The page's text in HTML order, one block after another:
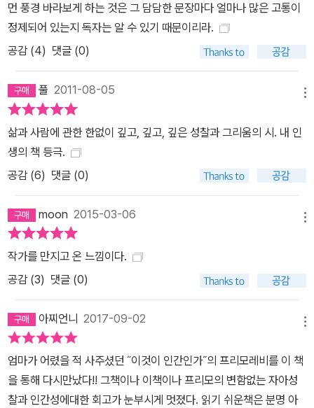
먼 풍경 바라보게 하는 것은 그 담담한 문장마다 얼마나 많은 고통이
정제되어 있는지 독자는 알 수 있기 때문이리라.
공감 (4) 댓글 (0)
풀 2011-08-05
삶과 사람에 관한 한없이 깊고, 깊고, 깊은 성찰과 그리움의 시. 내 인
생의 책 등극.
공감 (6) 댓글 (0)
moon 2015-03-06
작가를 만지고 온 느낌이다.
공감 (3) 댓글 (0)
아찌언니 2017-09-02
엄마가 어렸을 적 사주셨던 ˝이것이 인간인가˝의 프리모레비를 이 책
을 통해 다시만났다!! 그책이나 이책이나 프리모의 변함없는 자아성
찰과 인간성에대한 회고가 눈부시게 멋졌다. 읽기 쉬운책은 분명 아